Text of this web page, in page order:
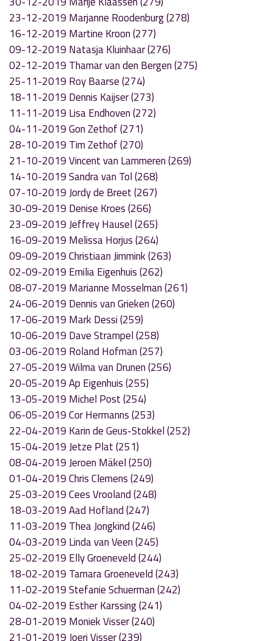
23-12-2019 Marjanne Roodenburg (278)
16-12-2019 Martine Kroon (277)
09-12-2019 Natasja Kluinhaar (276)
02-12-2019 Thamar van den Bergen (275)
25-11-2019 Roy Baarse (274)
18-11-2019 Dennis Kaijser (273)
11-11-2019 Lisa Endhoven (272)
04-11-2019 Gon Zethof (271)
28-10-2019 Tim Zethof (270)
21-10-2019 Vincent van Lammeren (269)
14-10-2019 Sandra van Tol (268)
07-10-2019 Jordy de Breet (267)
30-09-2019 Denise Kroes (266)
23-09-2019 Jeffrey Hausel (265)
16-09-2019 Melissa Horjus (264)
09-09-2019 Christiaan Jimmink (263)
02-09-2019 Emilia Eigenhuis (262)
08-07-2019 Marianne Mosselman (261)
24-06-2019 Dennis van Grieken (260)
17-06-2019 Mark Dessi (259)
10-06-2019 Dave Strampel (258)
03-06-2019 Roland Hofman (257)
27-05-2019 Wilma van Drunen (256)
20-05-2019 Ap Eigenhuis (255)
13-05-2019 Michel Post (254)
06-05-2019 Cor Hermanns (253)
22-04-2019 Karin de Geus-Stokkel (252)
15-04-2019 Jetze Plat (251)
08-04-2019 Jeroen Mäkel (250)
01-04-2019 Chris Clemens (249)
25-03-2019 Cees Vrooland (248)
18-03-2019 Aad Hofland (247)
11-03-2019 Thea Jongkind (246)
04-03-2019 Linda van Veen (245)
25-02-2019 Elly Groeneveld (244)
18-02-2019 Tamara Groeneveld (243)
11-02-2019 Stefanie Schuerman (242)
04-02-2019 Esther Karssing (241)
28-01-2019 Moniek Visser (240)
21-01-2019 Joeri Visser (239)